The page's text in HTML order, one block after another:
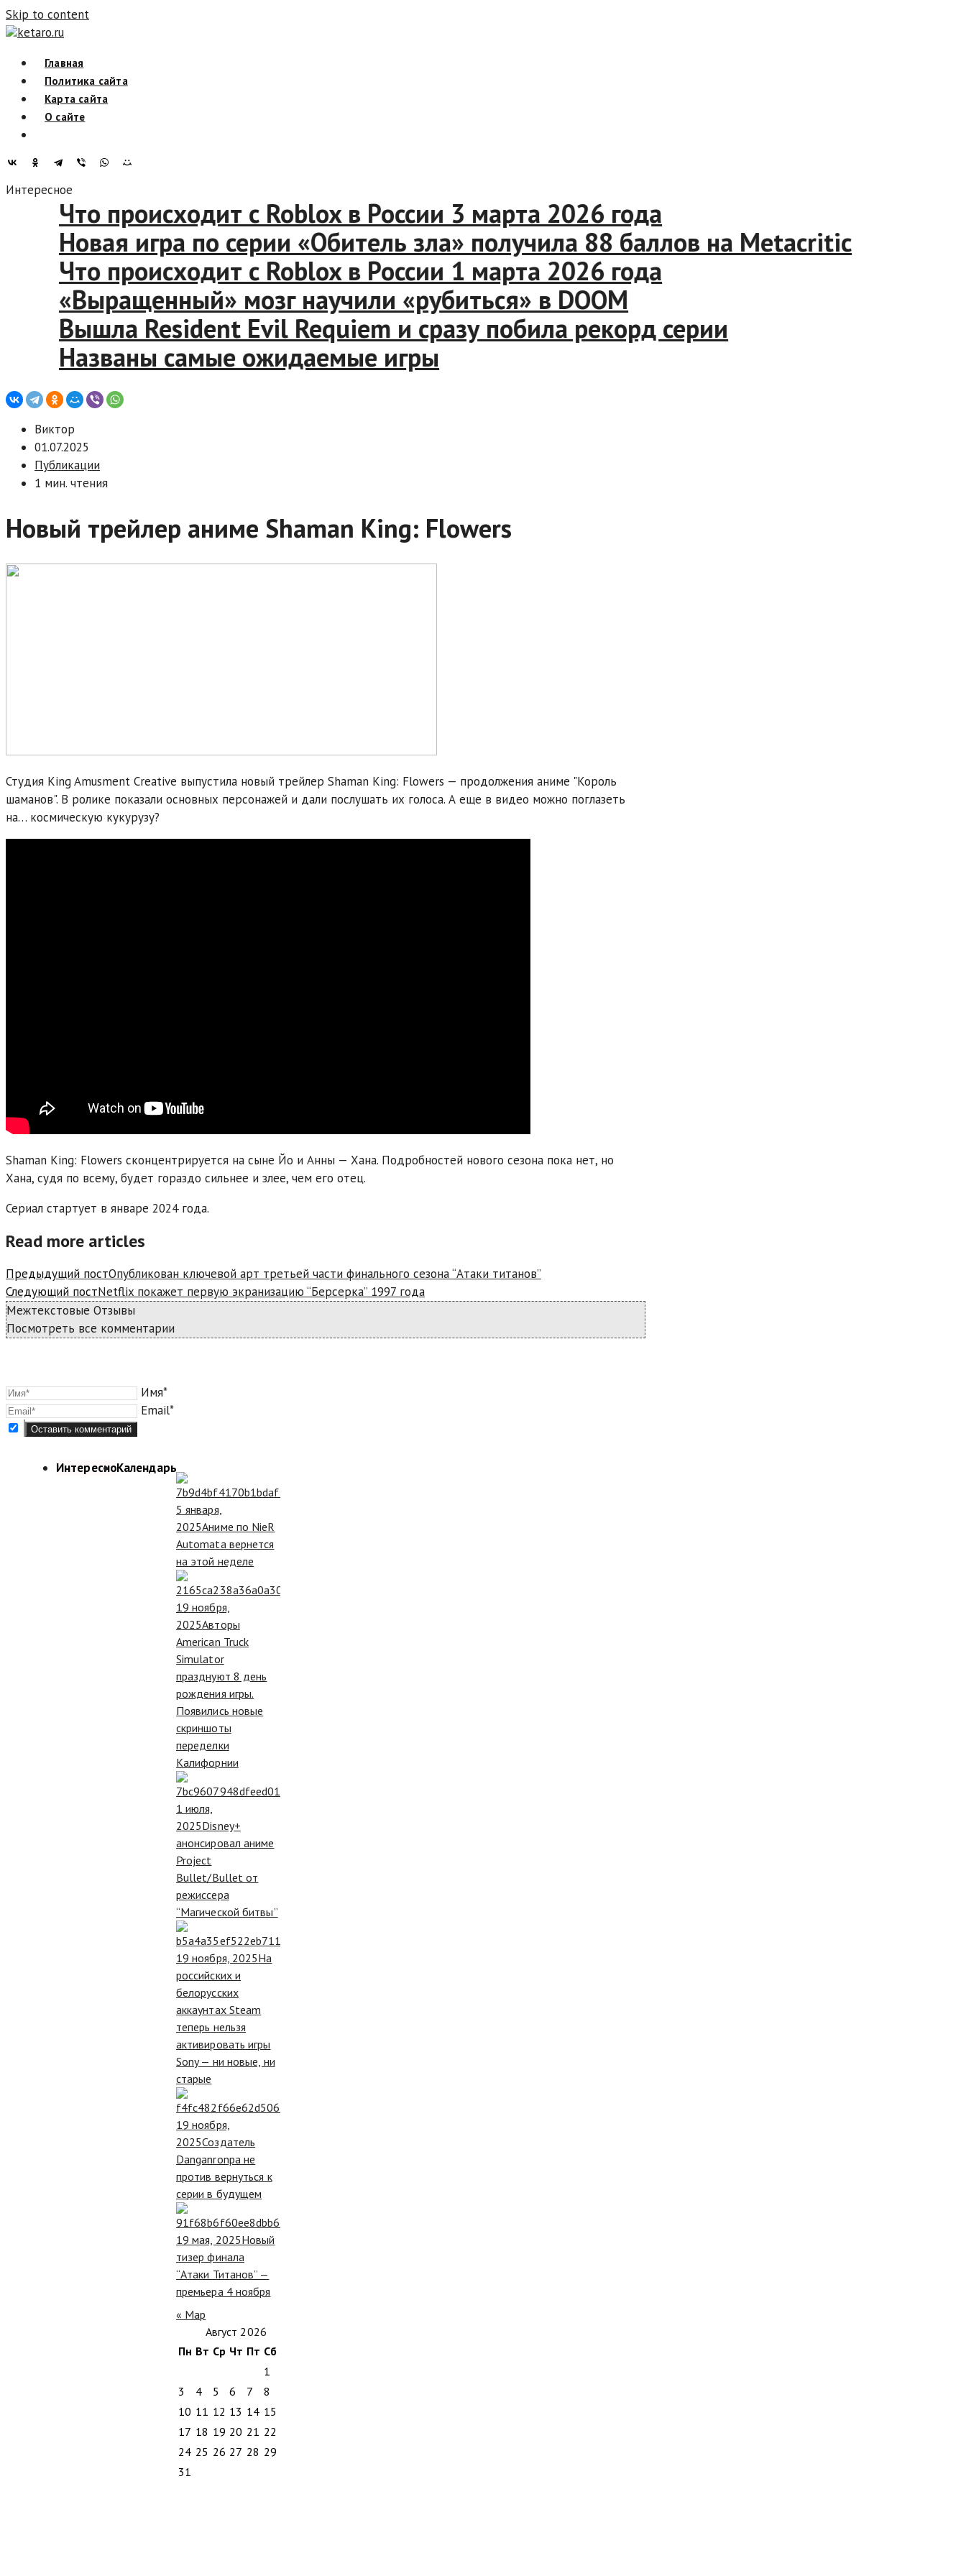
Skip to content
ketaro.ru
Главная
Политика сайта
Карта сайта
О сайте
Интересное
Что происходит с Roblox в России 3 марта 2026 года
Новая игра по серии «Обитель зла» получила 88 баллов на Metacritic
Что происходит с Roblox в России 1 марта 2026 года
«Выращенный» мозг научили «рубиться» в DOOM
Вышла Resident Evil Requiem и сразу побила рекорд серии
Названы самые ожидаемые игры
Виктор
01.07.2025
Публикации
1 мин. чтения
Новый трейлер аниме Shaman King: Flowers
Студия King Amusment Creative выпустила новый трейлер Shaman King: Flowers — продолжения аниме "Король
шаманов". В ролике показали основных персонажей и дали послушать их голоса. А еще в видео можно поглазеть
на… космическую кукурузу?
Shaman King: Flowers сконцентрируется на сыне Йо и Анны — Хана. Подробностей нового сезона пока нет, но
Хана, судя по всему, будет гораздо сильнее и злее, чем его отец.
Сериал стартует в январе 2024 года.
Read more articles
Предыдущий постОпубликован ключевой арт третьей части финального сезона “Атаки титанов”
Следующий постNetflix покажет первую экранизацию “Берсерка” 1997 года
Межтекстовые Отзывы
Посмотреть все комментарии
Имя*
Email*
ИнтересноКалендарь
5 января,
2025Аниме по NieR
Automata вернется
на этой неделе
19 ноября,
2025Авторы
American Truck
Simulator
празднуют 8 день
рождения игры.
Появились новые
скриншоты
переделки
Калифорнии
1 июля,
2025Disney+
анонсировал аниме
Project
Bullet/Bullet от
режиссера
“Магической битвы”
19 ноября, 2025На
российских и
белорусских
аккаунтах Steam
теперь нельзя
активировать игры
Sony — ни новые, ни
старые
19 ноября,
2025Создатель
Danganronpa не
против вернуться к
серии в будущем
19 мая, 2025Новый
тизер финала
“Атаки Титанов” —
премьера 4 ноября
« Мар
Август 2026
Пн Вт Ср Чт Пт Сб
1
3
4 5 6 7 8
10 11 12 13 14 15
17 18 19 20 21 22
24 25 26 27 28 29
31